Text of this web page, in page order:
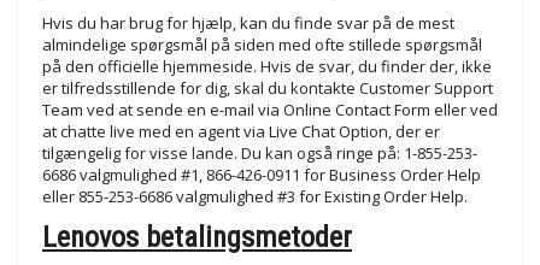
Hvis du har brug for hjælp, kan du finde svar på de mest
almindelige spørgsmål på siden med ofte stillede spørgsmål
på den officielle hjemmeside. Hvis de svar, du finder der, ikke
er tilfredsstillende for dig, skal du kontakte Customer Support
Team ved at sende en e-mail via Online Contact Form eller ved
at chatte live med en agent via Live Chat Option, der er
tilgængelig for visse lande. Du kan også ringe på: 1-855-253-
6686 valgmulighed #1, 866-426-0911 for Business Order Help
eller 855-253-6686 valgmulighed #3 for Existing Order Help.
Lenovos betalingsmetoder